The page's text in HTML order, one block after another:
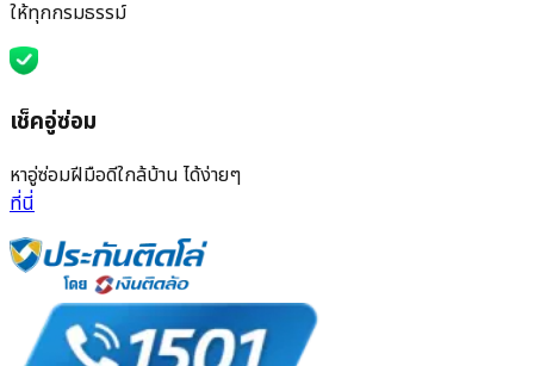
ให้ทุกกรมธรรม์
เช็คอู่ซ่อม
หาอู่ซ่อมฝีมือดีใกล้บ้าน ได้ง่ายๆ
ที่นี่